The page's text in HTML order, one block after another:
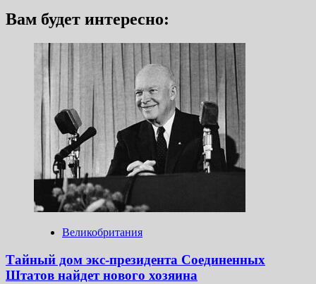
Вам будет интересно:
Великобритания
Тайный дом экс-президента Соединенных
Штатов найдет нового хозяина